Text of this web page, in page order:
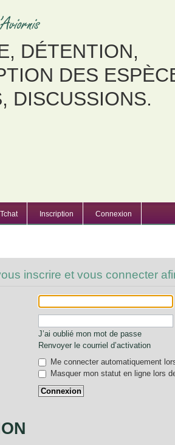
DÉTENTION,
DES
DISCUSSIONS.
Tchat Inscription Connexion
inscrire et vous connecter
J’ai oublié mon mot de passe
Renvoyer le courriel d’activation
Me connecter automatiquement
Masquer mon statut en ligne lors